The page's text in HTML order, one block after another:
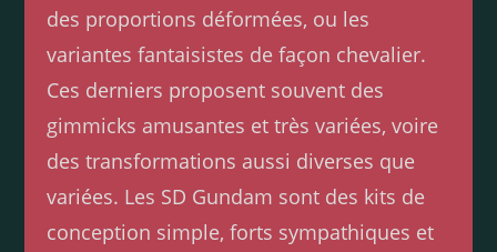
des proportions déformées, ou les
variantes fantaisistes de façon chevalier.
Ces derniers proposent souvent des
gimmicks amusantes et très variées, voire
des transformations aussi diverses que
variées. Les SD Gundam sont des kits de
conception simple, forts sympathiques et